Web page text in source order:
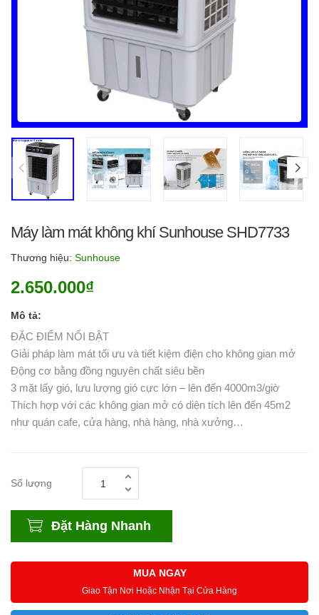
Máy làm mát không khí Sunhouse SHD7733
Thương hiệu: Sunhouse
2.650.000₫
Mô tả:
ĐẶC ĐIỂM NỔI BẬT
Giải pháp làm mát tối ưu và tiết kiệm điện cho không gian mở
Động cơ bằng đồng nguyên chất siêu bền
3 mặt lấy gió, lưu lượng gió cực lớn – lên đến 4000m3/giờ
Thích hợp với các không gian mở có diện tích lên đến 45m2
như quán cafe, cửa hàng, nhà hàng, nhà xưởng…
Số lượng
Đặt Hàng Nhanh
MUA NGAY
Giao Tận Nơi Hoặc Nhận Tại Cửa Hàng